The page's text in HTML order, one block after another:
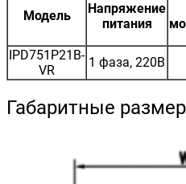
Модель
Напряжение
питания
IPD751P21B-
VR
1 фаза, 220В
Габаритные